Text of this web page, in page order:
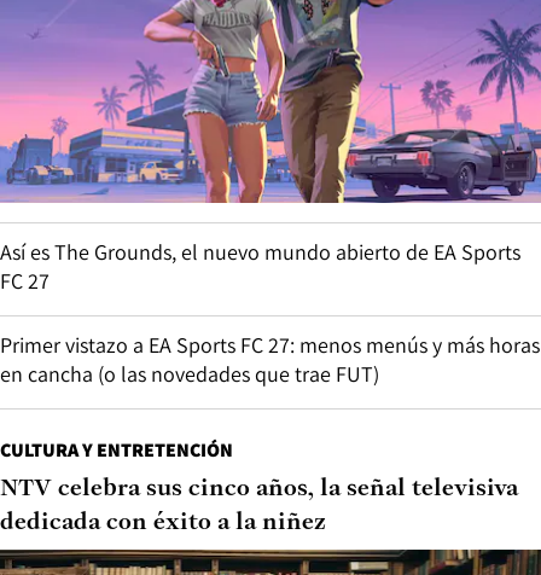
Así es The Grounds, el nuevo mundo abierto de EA Sports
FC 27
Primer vistazo a EA Sports FC 27: menos menús y más horas
en cancha (o las novedades que trae FUT)
CULTURA Y ENTRETENCIÓN
NTV celebra sus cinco años, la señal televisiva
dedicada con éxito a la niñez